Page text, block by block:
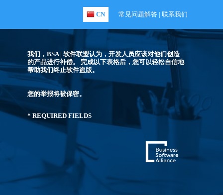
CN 常见问题解答 | 联系我们
我们，BSA | 软件联盟认为，开发人员应该对他们创造
的产品进行补偿。 完成以下表格后，您可以轻松自信地
帮助我们终止软件盗版。
您的举报将被保密。
* REQUIRED FIELDS